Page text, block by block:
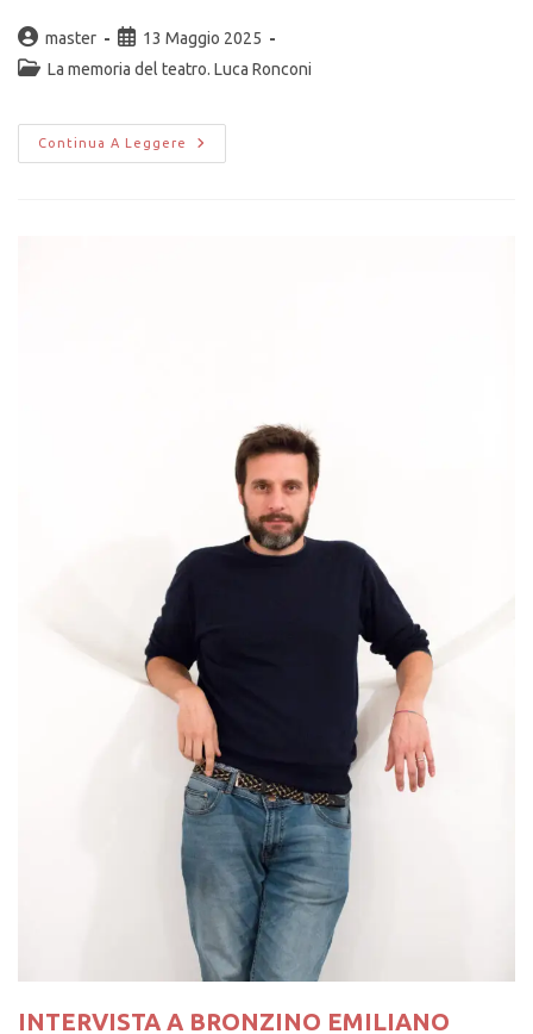
master
13 Maggio 2025
La memoria del teatro. Luca Ronconi
Continua A Leggere
INTERVISTA A BRONZINO EMILIANO